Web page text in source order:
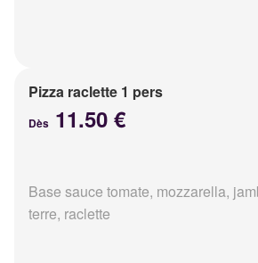
Pizza raclette 1 pers
Dès 11.50 €
Base sauce tomate, mozzarella,
terre, raclette